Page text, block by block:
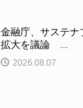
金融庁、サステナ
拡大を議論 ...
2026.08.07